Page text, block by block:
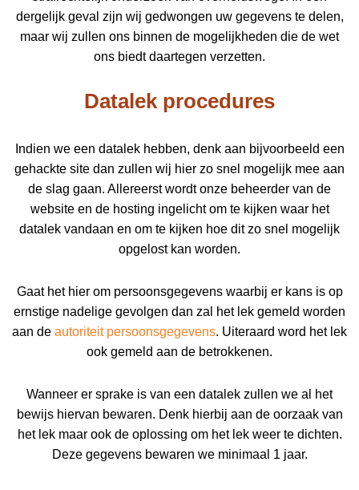
dergelijk geval zijn wij gedwongen uw gegevens te delen,
maar wij zullen ons binnen de mogelijkheden die de wet
ons biedt daartegen verzetten.
Datalek procedures
Indien we een datalek hebben, denk aan bijvoorbeeld een
gehackte site dan zullen wij hier zo snel mogelijk mee aan
de slag gaan. Allereerst wordt onze beheerder van de
website en de hosting ingelicht om te kijken waar het
datalek vandaan en om te kijken hoe dit zo snel mogelijk
opgelost kan worden.
Gaat het hier om persoonsgegevens waarbij er kans is op
ernstige nadelige gevolgen dan zal het lek gemeld worden
aan de autoriteit persoonsgegevens. Uiteraard word het lek
ook gemeld aan de betrokkenen.
Wanneer er sprake is van een datalek zullen we al het
bewijs hiervan bewaren. Denk hierbij aan de oorzaak van
het lek maar ook de oplossing om het lek weer te dichten.
Deze gegevens bewaren we minimaal 1 jaar.